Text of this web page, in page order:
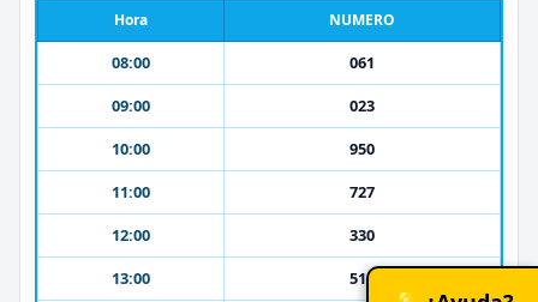
Hora NUMERO
08:00
061
09:00
023
10:00
950
11:00
727
12:00
330
13:00
512